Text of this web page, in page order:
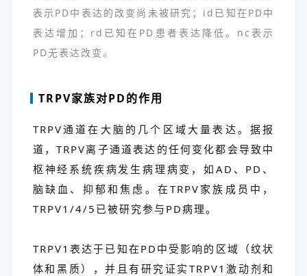
表示PD中表达的改变尚未被研究；id已知在PD中
表达增加；rd已知在PD患者表达降低。nc表示
PD无表达改变。
TRPV家族对PD的作用
TRPV通道在大脑的几个区域大量表达。据报
道，TRPV离子通道表达的任何变化都会导致中
枢神经系统疾病发生病理病变，如AD、PD、
脑缺血、抑郁和焦虑。在TRPV家族成员中，
TRPV1/4/5已被研究参与PD病理。
TRPV1表达于已知在PD中受影响的区域（纹状
体和黑质），并且有研究证实TRPV1激动剂和